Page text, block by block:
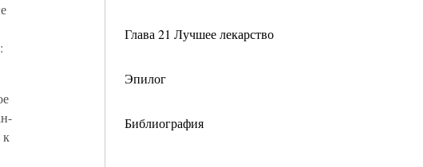
Глава 21 Лучшее лекарство
Эпилог
Библиография
к